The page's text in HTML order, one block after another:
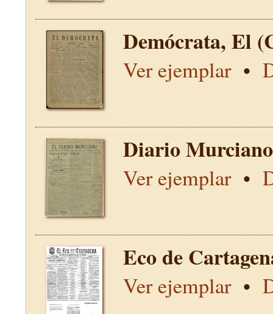
Demócrata, El
Ver ejemplar•
Diario
Ver ejemplar•
Eco de
Ver ejemplar•